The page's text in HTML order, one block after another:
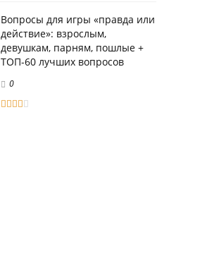
Вопросы для игры «правда или
действие»: взрослым,
девушкам, парням, пошлые +
ТОП-60 лучших вопросов
0